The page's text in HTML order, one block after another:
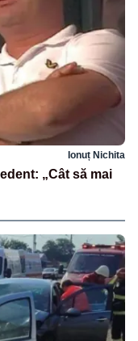
Ionuț Nichita
„Cât să mai